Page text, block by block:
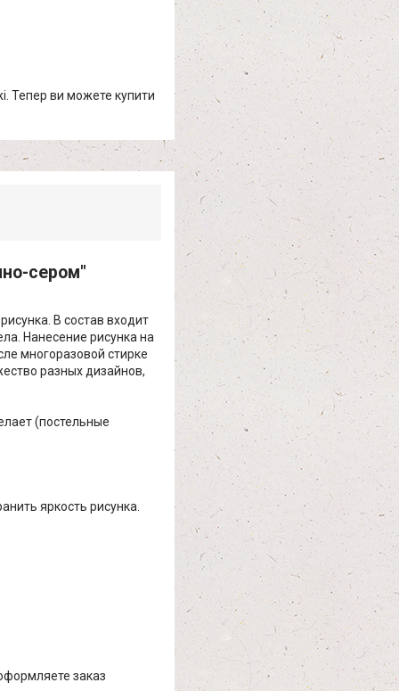
Тепер ви можете купити
сером"
В состав входит
Нанесение рисунка на
многоразовой стирке
разных дизайнов,
(постельные
яркость рисунка.
заказ